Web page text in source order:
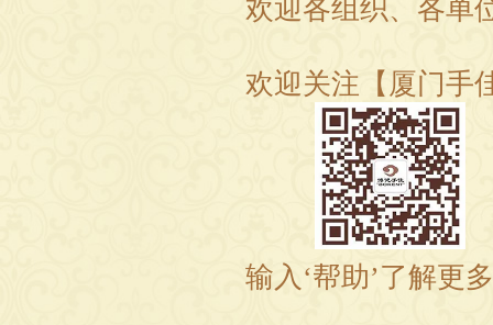
欢迎各组织、各单
欢迎关注【厦门手
输入‘帮助’了解更